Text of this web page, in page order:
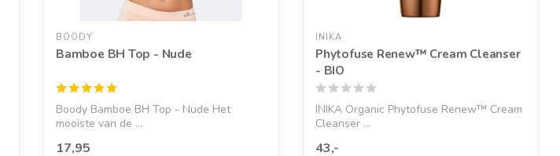
BOODY
Bamboe BH Top - Nude
Boody Bamboe BH Top - Nude Het
mooiste van de ...
17,95
INIKA
Phytofuse Renew™ Cream Cleanser
- BIO
INIKA Organic Phytofuse Renew™ Cream
Cleanser ...
43,-